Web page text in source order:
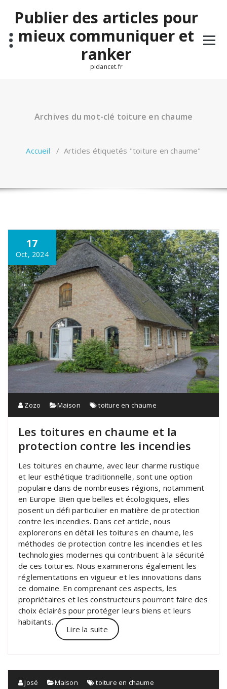
contenuPublier des articles pour
mieux communiquer et
ranker
pidancet.fr
Archives du mot-clé toiture en chaume
Accueil / Articles étiquetés "toiture en chaume"
17
Oct, 2024
Zozo Maison toiture en chaume
Les toitures en chaume et la
protection contre les incendies
Les toitures en chaume, avec leur charme rustique
et leur esthétique traditionnelle, sont une option
populaire dans de nombreuses régions, notamment
en Europe. Bien que belles et écologiques, elles
posent un défi particulier en matière de protection
contre les incendies. Dans cet article, nous
explorerons en détail les toitures en chaume, les
méthodes de protection contre les incendies et les
technologies modernes qui contribuent à la sécurité
de ces toitures. Nous examinerons également les
réglementations en vigueur et les innovations dans
ce domaine. En comprenant ces aspects, les
propriétaires et les constructeurs pourront faire des
choix éclairés pour protéger leurs biens et leurs
habitants.
Lire la suite
José Maison toiture en chaume